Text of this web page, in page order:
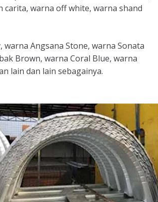
warna off white, warna shand
Angsana Stone, warna Sonata
Brown, warna Coral Blue, warna
lain dan lain sebagainya.